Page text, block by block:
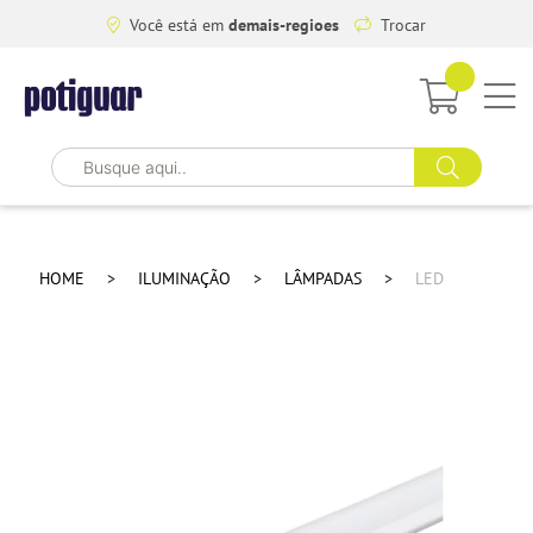
Você está em demais-regioes Trocar
HOME ILUMINAÇÃO LÂMPADAS LED